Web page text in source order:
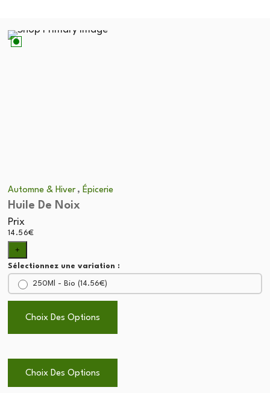
Automne & Hiver , Épicerie
Huile De Noix
Prix
14.56€
+
Sélectionnez une variation :
250Ml - Bio (14.56€)
Choix Des Options
Choix Des Options